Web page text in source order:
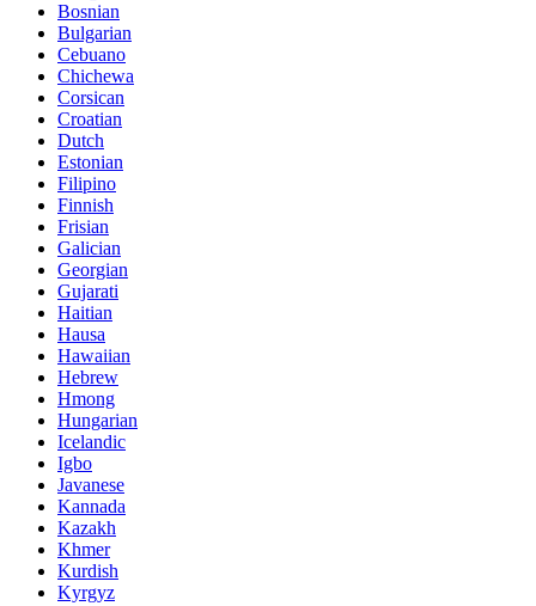
Bosnian
Bulgarian
Cebuano
Chichewa
Corsican
Croatian
Dutch
Estonian
Filipino
Finnish
Frisian
Galician
Georgian
Gujarati
Haitian
Hausa
Hawaiian
Hebrew
Hmong
Hungarian
Icelandic
Igbo
Javanese
Kannada
Kazakh
Khmer
Kurdish
Kyrgyz